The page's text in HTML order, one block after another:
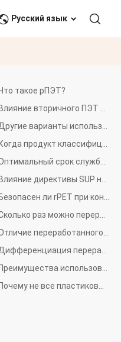
Связаться с нами
Русский язык
такое рПЭТ?